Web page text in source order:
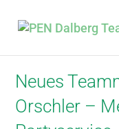
Neues
Orschler –